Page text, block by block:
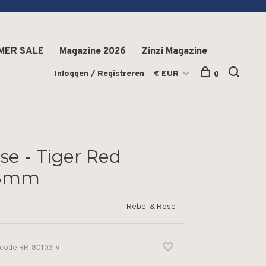
SALE Magazine 2026 Zinzi Magazine
Inloggen / Registreren € EUR 0
- Tiger Red
Rebel & Rose
RR-80103-V